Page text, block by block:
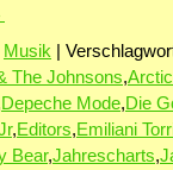
Musik
The Johnsons,
Depeche Mode,Die
,Editors,Emiliani
Bear,Jahrescharts,